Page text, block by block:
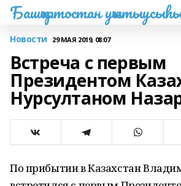
Башҡортостан
Новости 29 МАЯ 2019, 08:07
Встреча с первым
Президентом
Нурсултаном
По прибытии в Казахстан